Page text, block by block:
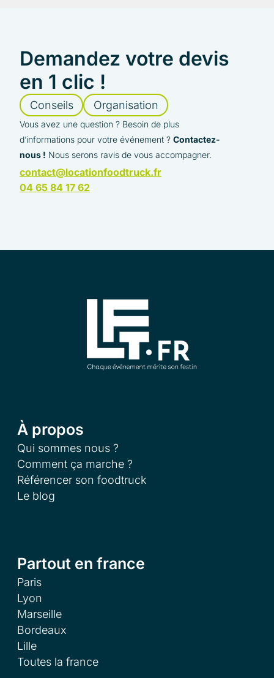
Demandez votre devis
en 1 clic !
Conseils Organisation
Vous avez une question ? Besoin de plus
d’informations pour votre événement ? Contactez-
nous ! Nous serons ravis de vous accompagner.
contact@locationfoodtruck.fr
04 65 84 17 62
À propos
Qui sommes nous ?
Comment ça marche ?
Référencer son foodtruck
Le blog
Partout en france
Paris
Lyon
Marseille
Bordeaux
Lille
Toutes la france